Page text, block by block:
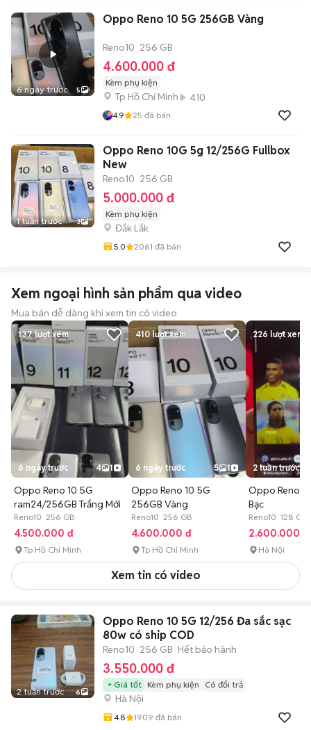
6 ngày trước 5
Oppo Reno 10 5G 256GB Vàng
Reno10 256 GB
4.600.000 đ
Kèm phụ kiện
Tp Hồ Chí Minh 410
4.9 25 đã bán
1 tuần trước 3
Oppo Reno 10G 5g 12/256G Fullbox
New
Reno10 256 GB
5.000.000 đ
Kèm phụ kiện
Đắk Lắk
5.0 2061 đã bán
Xem ngoại hình sản phẩm qua video
Mua bán dễ dàng khi xem tin có video
137lượt xem
6 ngày trước 4 1
Oppo Reno 10 5G
ram24/256GB Trắng Mới
Reno10 256 GB
4.500.000 đ
Tp Hồ Chí Minh
410 lượt xem
6 ngày trước 5 1
Oppo Reno 10 5G
256GB Vàng
Reno10 256 GB
4.600.000 đ
Tp Hồ Chí Minh
226 lượt xem
2 tuần trước
Oppo
Bạc
Reno10 128 GB
2.600.000 đ
Hà Nội
Xem tin có video
2 tuần trước 6
Oppo Reno 10 5G 12/256 Đa sắc sạc
80w có ship COD
Reno10 256 GB Hết bảo hành
3.550.000 đ
Giá tốt Kèm phụ kiện Có đổi trả
Hà Nội
4.8 1909 đã bán